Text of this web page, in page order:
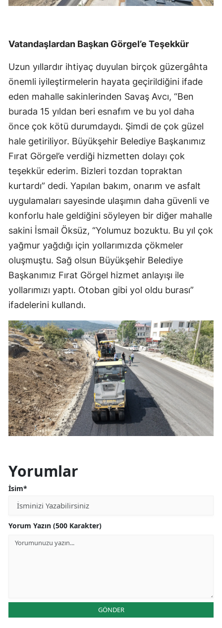
Vatandaşlardan Başkan Görgel’e Teşekkür
Uzun yıllardır ihtiyaç duyulan birçok güzergâhta
önemli iyileştirmelerin hayata geçirildiğini ifade
eden mahalle sakinlerinden Savaş Avcı, “Ben
burada 15 yıldan beri esnafım ve bu yol daha
önce çok kötü durumdaydı. Şimdi de çok güzel
hale getiriliyor. Büyükşehir Belediye Başkanımız
Fırat Görgel’e verdiği hizmetten dolayı çok
teşekkür ederim. Bizleri tozdan topraktan
kurtardı” dedi. Yapılan bakım, onarım ve asfalt
uygulamaları sayesinde ulaşımın daha güvenli ve
konforlu hale geldiğini söyleyen bir diğer mahalle
sakini İsmail Öksüz, “Yolumuz bozuktu. Bu yıl çok
yağmur yağdığı için yollarımızda çökmeler
oluşmuştu. Sağ olsun Büyükşehir Belediye
Başkanımız Fırat Görgel hizmet anlayışı ile
yollarımızı yaptı. Otoban gibi yol oldu burası”
ifadelerini kullandı.
Yorumlar
İsim*
Yorum Yazın (500 Karakter)
GÖNDER